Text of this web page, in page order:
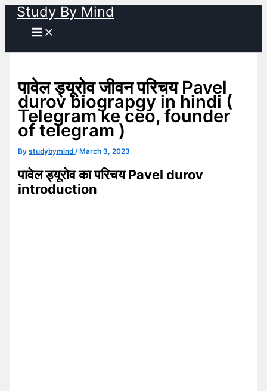
Skip
content
Study By Mind
पावेल ड्यूरोव जीवन परिचय Pavel
durov biograpgy in hindi (
Telegram ke ceo, founder
of telegram )
Bystudybymind/ March 3, 2023
पावेल ड्यूरोव का परिचय Pavel durov
introduction